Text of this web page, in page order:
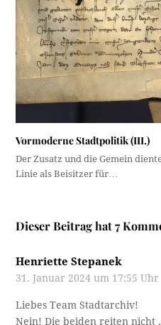
Vormoderne Stadtpolitik (III.)
Der Zusatz und die Gemein
Linie als Beisitzer für…
Dieser Beitrag hat 7
Henriette Stepanek
31. Januar 2024 um 17:55 Uhr
Liebes Team Stadtarchiv!
Nein! Die beiden reiten nicht